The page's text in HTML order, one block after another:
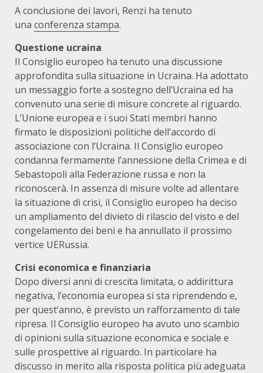
A conclusione dei lavori, Renzi ha tenuto
una conferenza stampa.
Questione ucraina
Il Consiglio europeo ha tenuto una discussione
approfondita sulla situazione in Ucraina. Ha adottato
un messaggio forte a sostegno dell’Ucraina ed ha
convenuto una serie di misure concrete al riguardo.
L’Unione europea e i suoi Stati membri hanno
firmato le disposizioni politiche dell’accordo di
associazione con l’Ucraina. Il Consiglio europeo
condanna fermamente l’annessione della Crimea e di
Sebastopoli alla Federazione russa e non la
riconoscerà. In assenza di misure volte ad allentare
la situazione di crisi, il Consiglio europeo ha deciso
un ampliamento del divieto di rilascio del visto e del
congelamento dei beni e ha annullato il prossimo
vertice UERussia.
Crisi economica e finanziaria
Dopo diversi anni di crescita limitata, o addirittura
negativa, l’economia europea si sta riprendendo e,
per quest’anno, è previsto un rafforzamento di tale
ripresa. Il Consiglio europeo ha avuto uno scambio
di opinioni sulla situazione economica e sociale e
sulle prospettive al riguardo. In particolare ha
discusso in merito alla risposta politica più adeguata